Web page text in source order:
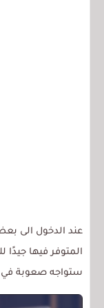
عند الدخول الى
المتوفر فيها جيدًا
ستواجه صعوبة في